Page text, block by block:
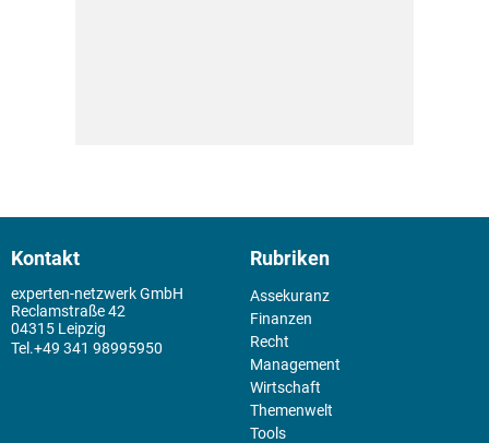
Kontakt
experten-netzwerk GmbH
Reclamstraße 42
04315 Leipzig
+49 341 98995950
Rubriken
Assekuranz
Finanzen
Recht
Management
Wirtschaft
Themenwelt
Tools